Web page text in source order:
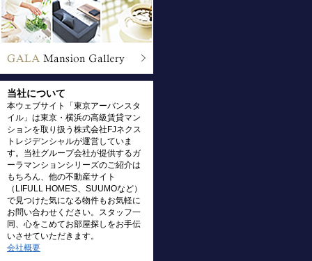
当社について
本ウェブサイト「東京アーバンスタ
イル」は東京・横浜の高級賃貸マン
ションを取り扱う株式会社FJネクス
トレジデンシャルが運営していま
す。当社グループ会社が提供するガ
ーラマンションシリーズのご紹介は
もちろん、他の不動産サイト
（LIFULL HOME'S、SUUMOなど）
で見つけた気になる物件もお気軽に
お問い合わせください。スタッフ一
同、心をこめてお部屋探しをお手伝
いさせていただきます。
会社概要